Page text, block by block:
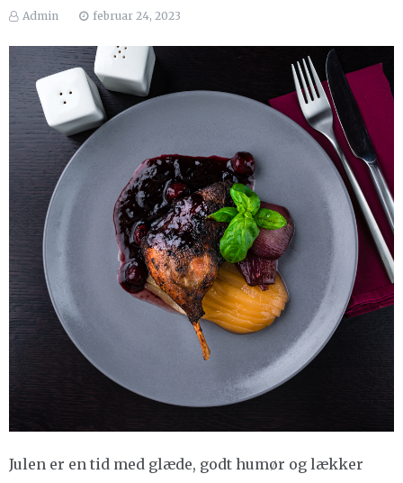
Admin februar 24, 2023
Julen er en tid med glæde, godt humør og lækker